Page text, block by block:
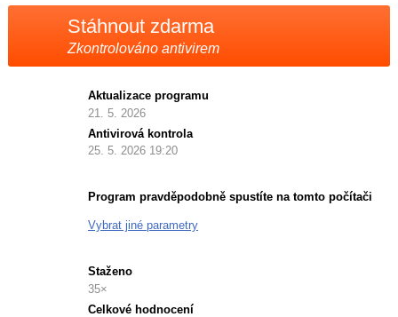
Stáhnout zdarma
Zkontrolováno antivirem
Aktualizace programu
21. 5. 2026
Antivirová kontrola
25. 5. 2026 19:20
Program pravděpodobně spustíte na tomto počítači
Vybrat jiné parametry
Staženo
35×
Celkové hodnocení